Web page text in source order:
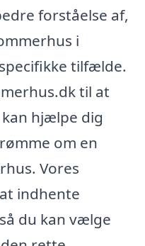
forståelse af,
i
tilfælde.
til at
hjælpe dig
om en
Vores
indhente
du kan vælge